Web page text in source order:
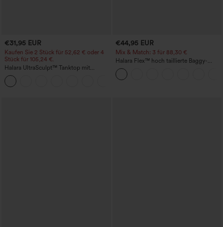
€31,95 EUR
Kaufen Sie 2 Stück für 52,62 € oder 4
Stück für 105,24 €.
Halara UltraSculpt™ Tanktop mit
Rundhalsausschnitt und
geschwungenem Saum
€44,95 EUR
Mix & Match: 3 für 88,30 €
Halara Flex™ hoch taillierte Baggy-
Jeans mit Taschen, weitem Bein,
stonewashed, lässig